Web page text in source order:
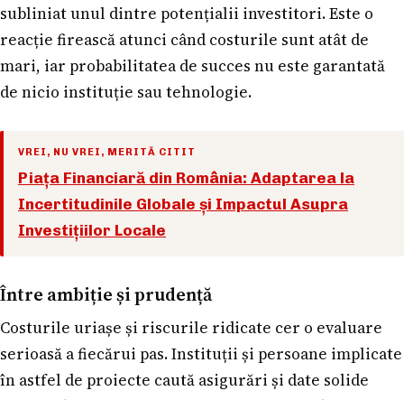
subliniat unul dintre potențialii investitori. Este o
reacție firească atunci când costurile sunt atât de
mari, iar probabilitatea de succes nu este garantată
de nicio instituție sau tehnologie.
VREI, NU VREI, MERITĂ CITIT
Piața Financiară din România: Adaptarea la
Incertitudinile Globale și Impactul Asupra
Investițiilor Locale
Între ambiție și prudență
Costurile uriașe și riscurile ridicate cer o evaluare
serioasă a fiecărui pas. Instituții și persoane implicate
în astfel de proiecte caută asigurări și date solide